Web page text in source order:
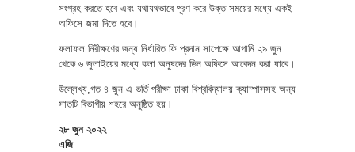
সংগ্রহ করতে হবে এবং যথাযথভাবে পূরণ করে উক্ত সময়ের মধ্যে একই
অফিসে জমা দিতে হবে।
ফলাফল নিরীক্ষণের জন্য নির্ধারিত ফি প্রদান সাপেক্ষে আগামি ২৯ জুন
থেকে ৬ জুলাইয়ের মধ্যে কলা অনুষদের ডিন অফিসে আবেদন করা যাবে।
উল্লেখ্য,গত ৪ জুন এ ভর্তি পরীক্ষা ঢাকা বিশ্ববিদ্যালয় ক্যাম্পাসসহ অন্য
সাতটি বিভাগীয় শহরে অনুষ্ঠিত হয়।
২৮ জুন ২০২২
এজি